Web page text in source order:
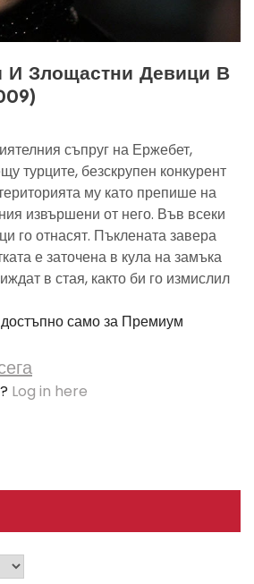
И Злощастни Девици В
съпруг на Ержебет,
турците, безскрупен конкурент
му като препише на
извършени от него. Във всеки
го отнасят. Пъклената завера
е заточена в кула на замъка
в стая, както би го измислил
само за Премиум
Log in here